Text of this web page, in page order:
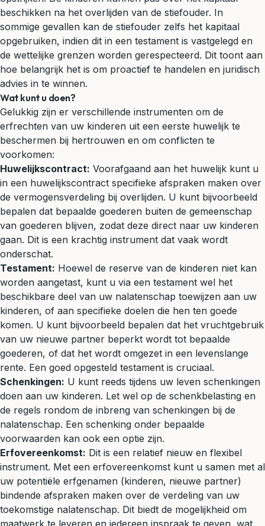
beschikken na het overlijden van de stiefouder. In
sommige gevallen kan de stiefouder zelfs het kapitaal
opgebruiken, indien dit in een testament is vastgelegd en
de wettelijke grenzen worden gerespecteerd. Dit toont aan
hoe belangrijk het is om proactief te handelen en juridisch
advies in te winnen.
Wat kunt u doen?
Gelukkig zijn er verschillende instrumenten om de
erfrechten van uw kinderen uit een eerste huwelijk te
beschermen bij hertrouwen en om conflicten te
voorkomen:
Huwelijkscontract: Voorafgaand aan het huwelijk kunt u
in een huwelijkscontract specifieke afspraken maken over
de vermogensverdeling bij overlijden. U kunt bijvoorbeeld
bepalen dat bepaalde goederen buiten de gemeenschap
van goederen blijven, zodat deze direct naar uw kinderen
gaan. Dit is een krachtig instrument dat vaak wordt
onderschat.
Testament: Hoewel de reserve van de kinderen niet kan
worden aangetast, kunt u via een testament wel het
beschikbare deel van uw nalatenschap toewijzen aan uw
kinderen, of aan specifieke doelen die hen ten goede
komen. U kunt bijvoorbeeld bepalen dat het vruchtgebruik
van uw nieuwe partner beperkt wordt tot bepaalde
goederen, of dat het wordt omgezet in een levenslange
rente. Een goed opgesteld testament is cruciaal.
Schenkingen: U kunt reeds tijdens uw leven schenkingen
doen aan uw kinderen. Let wel op de schenkbelasting en
de regels rondom de inbreng van schenkingen bij de
nalatenschap. Een schenking onder bepaalde
voorwaarden kan ook een optie zijn.
Erfovereenkomst: Dit is een relatief nieuw en flexibel
instrument. Met een erfovereenkomst kunt u samen met al
uw potentiële erfgenamen (kinderen, nieuwe partner)
bindende afspraken maken over de verdeling van uw
toekomstige nalatenschap. Dit biedt de mogelijkheid om
maatwerk te leveren en iedereen inspraak te geven, wat